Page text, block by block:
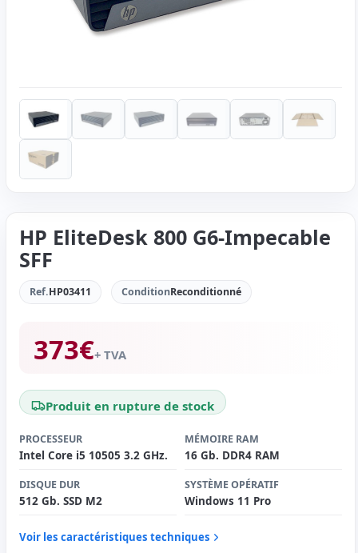
HP EliteDesk 800 G6-Impecable
SFF
Ref.HP03411 ConditionReconditionné
373€+ TVA
Produit en rupture de stock
PROCESSEUR
Intel Core i5 10505 3.2 GHz.
MÉMOIRE RAM
16 Gb. DDR4 RAM
DISQUE DUR
512 Gb. SSD M2
SYSTÈME OPÉRATIF
Windows 11 Pro
Voir les caractéristiques techniques